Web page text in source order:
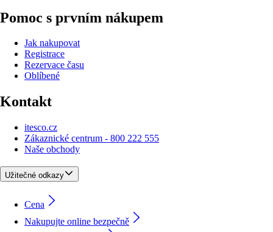
Pomoc s prvním nákupem
Jak nakupovat
Registrace
Rezervace času
Oblíbené
Kontakt
itesco.cz
Zákaznické centrum - 800 222 555
Naše obchody
Užitečné odkazy
Cena
Nakupujte online bezpečně